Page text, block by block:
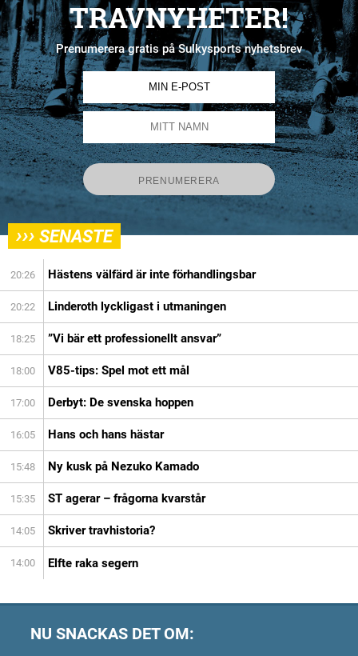
TRAVNYHETER!
Prenumerera gratis på Sulkysports nyhetsbrev
››› SENASTE
20:26 Hästens välfärd är inte förhandlingsbar
20:22 Linderoth lyckligast i utmaningen
18:25 ”Vi bär ett professionellt ansvar”
18:00 V85-tips: Spel mot ett mål
17:00 Derbyt: De svenska hoppen
16:05 Hans och hans hästar
15:48 Ny kusk på Nezuko Kamado
15:35 ST agerar – frågorna kvarstår
14:05 Skriver travhistoria?
14:00 Elfte raka segern
NU SNACKAS DET OM: